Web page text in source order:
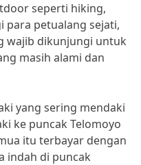
seperti hiking,
para petualang sejati,
wajib dikunjungi untuk
masih alami dan
yang sering mendaki
ke puncak Telomoyo
itu terbayar dengan
indah di puncak